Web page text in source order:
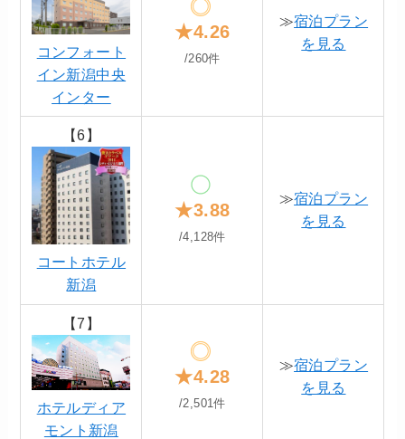
コンフォート
イン新潟中央
インター
★4.26
/260件
≫宿泊プラン
を見る
【6】
コートホテル
新潟
★3.88
/4,128件
≫宿泊プラン
を見る
【7】
ホテルディア
モント新潟
★4.28
/2,501件
≫宿泊プラン
を見る